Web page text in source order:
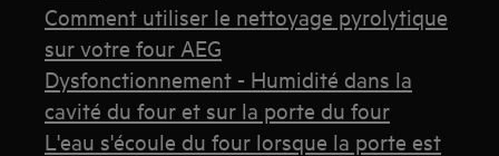
Comment utiliser le nettoyage pyrolytique
sur votre four AEG
Dysfonctionnement - Humidité dans la
cavité du four et sur la porte du four
L'eau s'écoule du four lorsque la porte est